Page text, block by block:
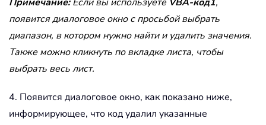
End If
End If
Not xFindRgs Nothing
        xFindRgs
Next
появится диалоговое окно с просьбой выбрать
диапазон, в котором нужно найти и удалить значения.
Также можно кликнуть по вкладке листа, чтобы
выбрать весь лист.
4. Появится диалоговое окно, как показано ниже,
информирующее, что код удалил указанные